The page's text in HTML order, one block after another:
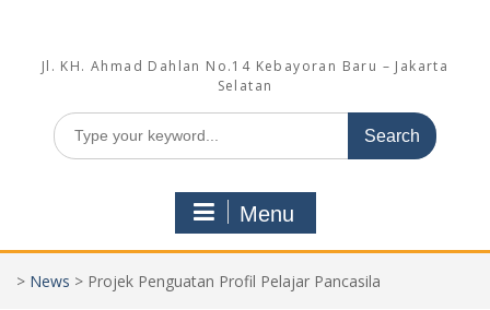
Jl. KH. Ahmad Dahlan No.14 Kebayoran Baru – Jakarta
Selatan
Search
for:
Menu
> News > Projek Penguatan Profil Pelajar Pancasila